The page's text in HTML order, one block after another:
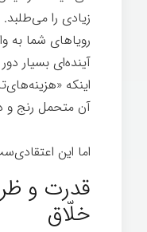
زیادی را
رویاهای شما به
آینده‌ای بسیار
اینکه
آن متحمل رنج و
اما این
قدرت و
خلّاق